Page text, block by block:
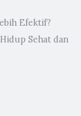
Efektif?
Sehat dan